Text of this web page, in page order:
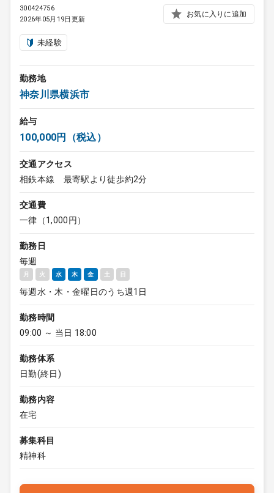
300424756
2026年05月19日更新
お気に入りに追加
未経験
勤務地
神奈川県横浜市
給与
100,000円（税込）
交通アクセス
相鉄本線 最寄駅より徒歩約2分
交通費
一律（1,000円）
勤務日
毎週
月 火 水 木 金 土 日
毎週水・木・金曜日のうち週1日
勤務時間
09:00 ～ 当日 18:00
勤務体系
日勤(終日)
勤務内容
在宅
募集科目
精神科